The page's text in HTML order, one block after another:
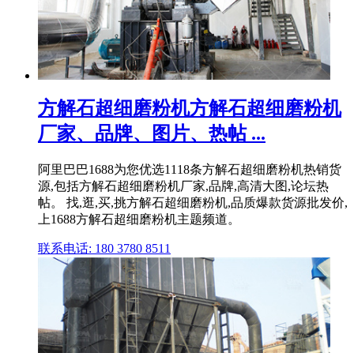
方解石超细磨粉机方解石超细磨粉机
厂家、品牌、图片、热帖 ...
阿里巴巴1688为您优选1118条方解石超细磨粉机热销货
源,包括方解石超细磨粉机厂家,品牌,高清大图,论坛热
帖。 找,逛,买,挑方解石超细磨粉机,品质爆款货源批发价,
上1688方解石超细磨粉机主题频道。
联系电话: 180 3780 8511